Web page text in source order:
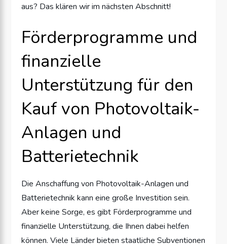
aus? Das klären wir im nächsten Abschnitt!
Förderprogramme und
finanzielle
Unterstützung für den
Kauf von Photovoltaik-
Anlagen und
Batterietechnik
Die Anschaffung von Photovoltaik-Anlagen und
Batterietechnik kann eine große Investition sein.
Aber keine Sorge, es gibt Förderprogramme und
finanzielle Unterstützung, die Ihnen dabei helfen
können. Viele Länder bieten staatliche Subventionen